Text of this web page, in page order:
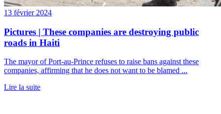
13 février 2024
Pictures | These companies are destroying public
roads in Haiti
The mayor of Port-au-Prince refuses to raise bans against these
companies, affirming that he does not want to be blamed ...
Lire la suite